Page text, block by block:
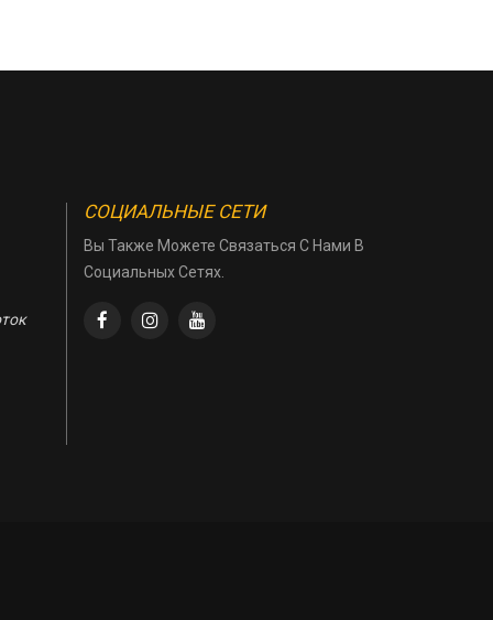
СОЦИАЛЬНЫЕ СЕТИ
Вы Также Можете Связаться С Нами В
Социальных Сетях.